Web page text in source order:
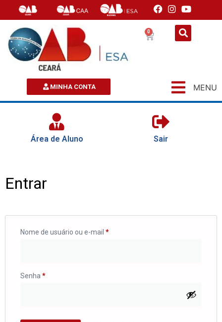
0
MINHA CONTA MENU
Área de Aluno Sair
Entrar
Nome de usuário ou e-mail *
Senha *